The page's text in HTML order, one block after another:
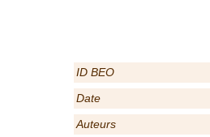
ID BEO
Date
Auteurs